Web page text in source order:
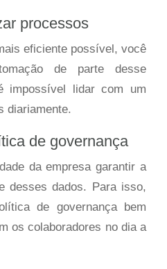
processos
eficiente possível, você
de parte desse
impossível lidar com um
diariamente.
de governança
da empresa garantir a
desses dados. Para isso,
de governança bem
os colaboradores no dia a